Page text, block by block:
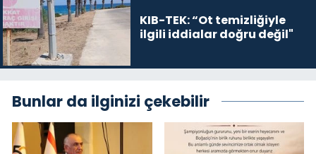
KIB-TEK: “Ot temizliğiyle
ilgili iddialar doğru değil"
Bunlar da ilginizi çekebilir